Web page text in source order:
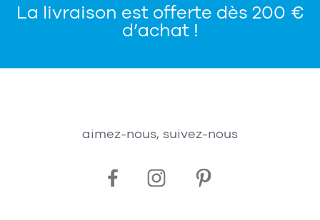
La livraison est offerte dès 200 €
d’achat !
aimez-nous, suivez-nous